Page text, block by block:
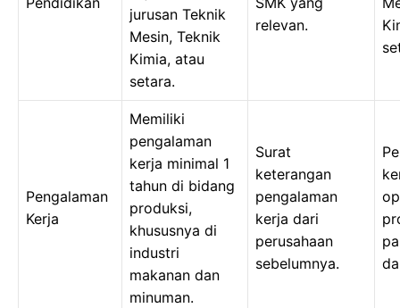
jurusan Teknik
Mesin, Teknik
Kimia, atau
setara.
relevan.
Pengalaman
Kerja
Memiliki
pengalaman
kerja minimal 1
tahun di bidang
produksi,
khususnya di
industri
makanan dan
minuman.
Surat
keterangan
pengalaman
kerja dari
perusahaan
sebelumnya.